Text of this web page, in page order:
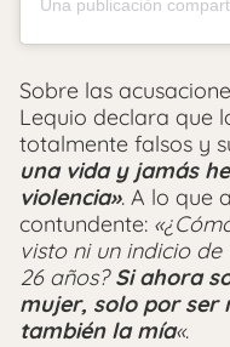
Sobre las
Lequio declara que
totalmente falsos y
una vida y jamás
violencia». A lo que
contundente:
visto ni un indicio
26 años?Si ahora
mujer, solo por ser
también la mía«.